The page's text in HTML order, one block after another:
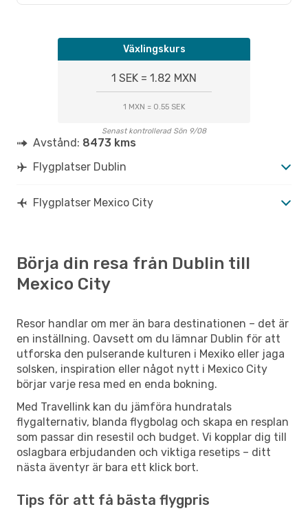
Växlingskurs
1 SEK = 1.82 MXN
1 MXN = 0.55 SEK
Senast kontrollerad Sön 9/08
Avstånd: 8473 kms
Flygplatser Dublin
Flygplatser Mexico City
Börja din resa från Dublin till
Mexico City
Resor handlar om mer än bara destinationen – det är
en inställning. Oavsett om du lämnar Dublin för att
utforska den pulserande kulturen i Mexiko eller jaga
solsken, inspiration eller något nytt i Mexico City
börjar varje resa med en enda bokning.
Med Travellink kan du jämföra hundratals
flygalternativ, blanda flygbolag och skapa en resplan
som passar din resestil och budget. Vi kopplar dig till
oslagbara erbjudanden och viktiga resetips – ditt
nästa äventyr är bara ett klick bort.
Tips för att få bästa flygpris